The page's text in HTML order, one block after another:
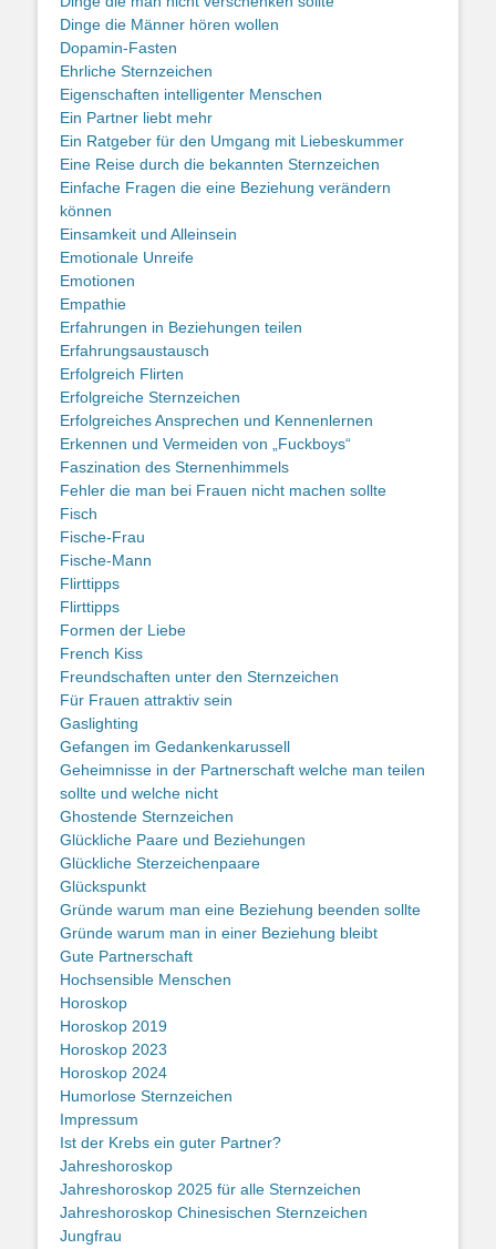
Dinge die Männer hören wollen
Dopamin-Fasten
Ehrliche Sternzeichen
Eigenschaften intelligenter Menschen
Ein Partner liebt mehr
Ein Ratgeber für den Umgang mit Liebeskummer
Eine Reise durch die bekannten Sternzeichen
Einfache Fragen die eine Beziehung verändern
können
Einsamkeit und Alleinsein
Emotionale Unreife
Emotionen
Empathie
Erfahrungen in Beziehungen teilen
Erfahrungsaustausch
Erfolgreich Flirten
Erfolgreiche Sternzeichen
Erfolgreiches Ansprechen und Kennenlernen
Erkennen und Vermeiden von „Fuckboys“
Faszination des Sternenhimmels
Fehler die man bei Frauen nicht machen sollte
Fisch
Fische-Frau
Fische-Mann
Flirttipps
Flirttipps
Formen der Liebe
French Kiss
Freundschaften unter den Sternzeichen
Für Frauen attraktiv sein
Gaslighting
Gefangen im Gedankenkarussell
Geheimnisse in der Partnerschaft welche man teilen
sollte und welche nicht
Ghostende Sternzeichen
Glückliche Paare und Beziehungen
Glückliche Sterzeichenpaare
Glückspunkt
Gründe warum man eine Beziehung beenden sollte
Gründe warum man in einer Beziehung bleibt
Gute Partnerschaft
Hochsensible Menschen
Horoskop
Horoskop 2019
Horoskop 2023
Horoskop 2024
Humorlose Sternzeichen
Impressum
Ist der Krebs ein guter Partner?
Jahreshoroskop
Jahreshoroskop 2025 für alle Sternzeichen
Jahreshoroskop Chinesischen Sternzeichen
Jungfrau